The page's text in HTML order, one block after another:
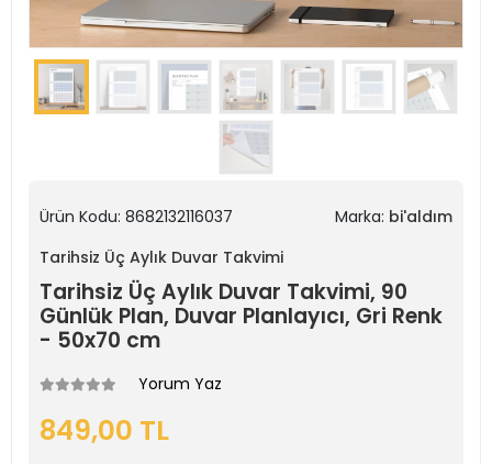
Ürün Kodu: 8682132116037 Marka: bi'aldım
Tarihsiz Üç Aylık Duvar Takvimi
Tarihsiz Üç Aylık Duvar Takvimi, 90
Günlük Plan, Duvar Planlayıcı, Gri Renk
- 50x70 cm
Yorum Yaz
849,00 TL